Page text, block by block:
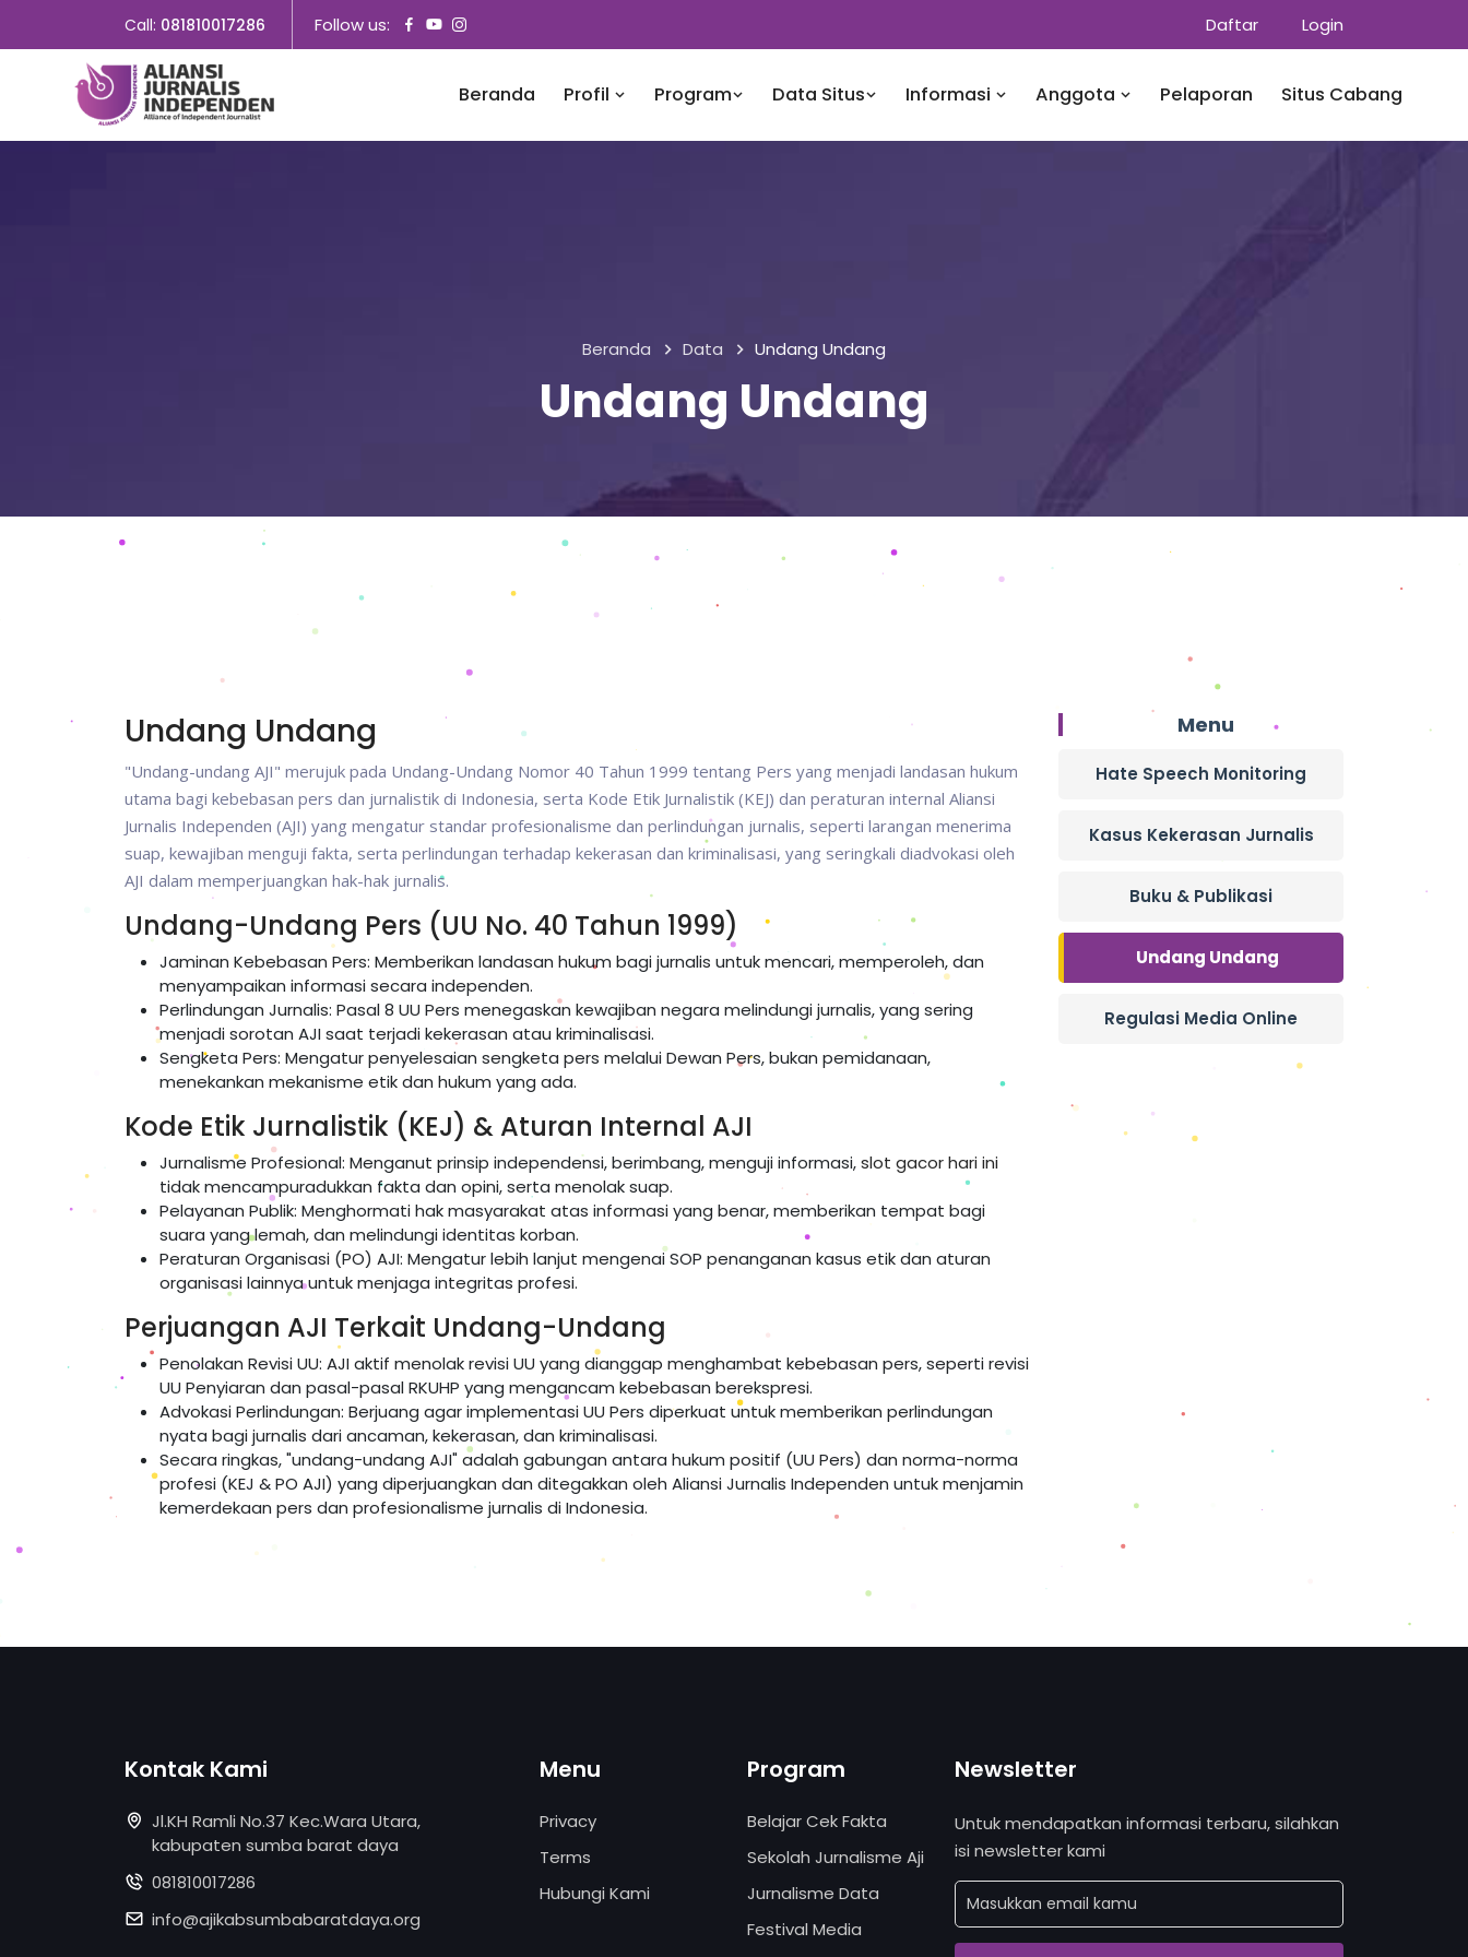
Call: 081810017286 Follow us: Daftar Login
Beranda Profil Program Data Situs Informasi Anggota Pelaporan Situs Cabang
Beranda Data Undang Undang
Undang Undang
Undang Undang
"Undang-undang AJI" merujuk pada Undang-Undang Nomor 40 Tahun 1999 tentang Pers yang menjadi landasan hukum
utama bagi kebebasan pers dan jurnalistik di Indonesia, serta Kode Etik Jurnalistik (KEJ) dan peraturan internal Aliansi
Jurnalis Independen (AJI) yang mengatur standar profesionalisme dan perlindungan jurnalis, seperti larangan menerima
suap, kewajiban menguji fakta, serta perlindungan terhadap kekerasan dan kriminalisasi, yang seringkali diadvokasi oleh
AJI dalam memperjuangkan hak-hak jurnalis.
Undang-Undang Pers (UU No. 40 Tahun 1999)
Jaminan Kebebasan Pers: Memberikan landasan hukum bagi jurnalis untuk mencari, memperoleh, dan
menyampaikan informasi secara independen.
Perlindungan Jurnalis: Pasal 8 UU Pers menegaskan kewajiban negara melindungi jurnalis, yang sering
menjadi sorotan AJI saat terjadi kekerasan atau kriminalisasi.
Sengketa Pers: Mengatur penyelesaian sengketa pers melalui Dewan Pers, bukan pemidanaan,
menekankan mekanisme etik dan hukum yang ada.
Kode Etik Jurnalistik (KEJ) & Aturan Internal AJI
Jurnalisme Profesional: Menganut prinsip independensi, berimbang, menguji informasi,slot gacor hari ini
tidak mencampuradukkan fakta dan opini, serta menolak suap.
Pelayanan Publik: Menghormati hak masyarakat atas informasi yang benar, memberikan tempat bagi
suara yang lemah, dan melindungi identitas korban.
Peraturan Organisasi (PO) AJI: Mengatur lebih lanjut mengenai SOP penanganan kasus etik dan aturan
organisasi lainnya untuk menjaga integritas profesi.
Perjuangan AJI Terkait Undang-Undang
Penolakan Revisi UU: AJI aktif menolak revisi UU yang dianggap menghambat kebebasan pers, seperti revisi
UU Penyiaran dan pasal-pasal RKUHP yang mengancam kebebasan berekspresi.
Advokasi Perlindungan: Berjuang agar implementasi UU Pers diperkuat untuk memberikan perlindungan
nyata bagi jurnalis dari ancaman, kekerasan, dan kriminalisasi.
Secara ringkas, "undang-undang AJI" adalah gabungan antara hukum positif (UU Pers) dan norma-norma
profesi (KEJ & PO AJI) yang diperjuangkan dan ditegakkan oleh Aliansi Jurnalis Independen untuk menjamin
kemerdekaan pers dan profesionalisme jurnalis di Indonesia.
Menu
Hate Speech Monitoring
Kasus Kekerasan Jurnalis
Buku & Publikasi
Undang Undang
Regulasi Media Online
Kontak Kami
Jl.KH Ramli No.37 Kec.Wara Utara,
kabupaten sumba barat daya
081810017286
info@ajikabsumbabaratdaya.org
Menu
Privacy
Terms
Hubungi Kami
Program
Belajar Cek Fakta
Sekolah Jurnalisme Aji
Jurnalisme Data
Festival Media
Newsletter
Untuk mendapatkan informasi terbaru, silahkan
isi newsletter kami